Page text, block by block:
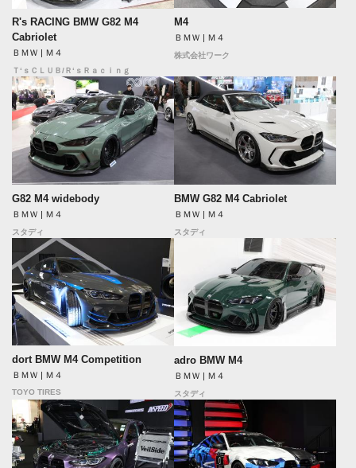
R's RACING BMW G82 M4
Cabriolet
ＢＭＷ | Ｍ４
Ｔ‘ｓＣＬＵＢ/Ｒ‘ｓＲａｃｉｎｇ
M4
ＢＭＷ | Ｍ４
株式会社ワーク
G82 M4 widebody
ＢＭＷ | Ｍ４
スタディ
BMW G82 M4 Cabriolet
ＢＭＷ | Ｍ４
スタディ
dort BMW M4 Competition
ＢＭＷ | Ｍ４
TOYO TIRES
adro BMW M4
ＢＭＷ | Ｍ４
スタディ